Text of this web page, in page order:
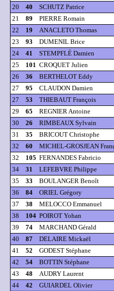
20
40 SCHUTZ Patrice
21
89 PIERRE Romain
22
19 ANACLETO Thomas
23
93 DUMENIL Brice
24
41 STEMPFLÉ Damien
25
101 CROQUET Julien
26
36 BERTHELOT Eddy
27
95 CLAUDON Damien
27
53 THIEBAUT François
29
65 REGNIER Antoine
30
26 RIMBEAUX Sylvain
31
35 BRICOUT Christophe
32
60 MICHEL-GROSJEAN
32
105 FERNANDES Fabricio
34
31 LEFEBVRE Philippe
35
33 BOULANGER Benoît
36
84 ORIEL Grégory
37
38 MELOCCO Emmanuel
38
104 POIROT Yohan
39
74 MARCHAND Gérald
40
87 DELAIRE Mickaël
41
52 GODEST Stéphane
42
54 BOTTIN Stéphane
43
48 AUDRY Laurent
44
42 GUIARDEL Olivier